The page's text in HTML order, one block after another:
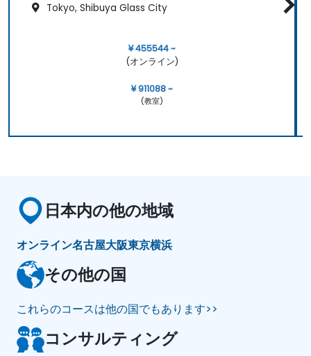
Tokyo, Shibuya Glass City
¥ 455544 ~
(オンライン)
¥ 911088 ~
(教室)
日本内の他の地域
オンライン名古屋大阪東京横浜
その他の国
これらのコースは他の国でもあります>>
コンサルティング